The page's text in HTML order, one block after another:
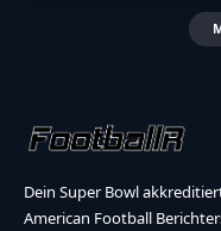
Dein Super Bowl
American Football